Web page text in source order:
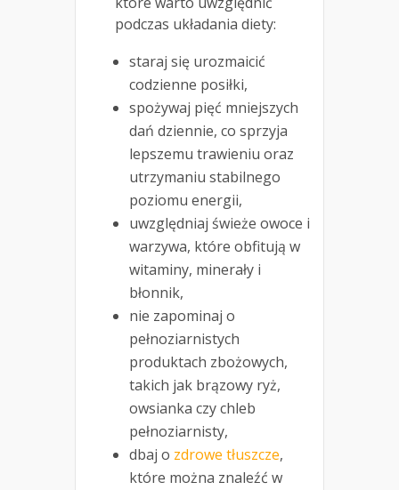
podczas układania diety:
staraj się urozmaicić
codzienne posiłki,
spożywaj pięć mniejszych
dań dziennie, co sprzyja
lepszemu trawieniu oraz
utrzymaniu stabilnego
poziomu energii,
uwzględniaj świeże owoce i
warzywa, które obfitują w
witaminy, minerały i
błonnik,
nie zapominaj o
pełnoziarnistych
produktach zbożowych,
takich jak brązowy ryż,
owsianka czy chleb
pełnoziarnisty,
dbaj o zdrowe tłuszcze,
które można znaleźć w